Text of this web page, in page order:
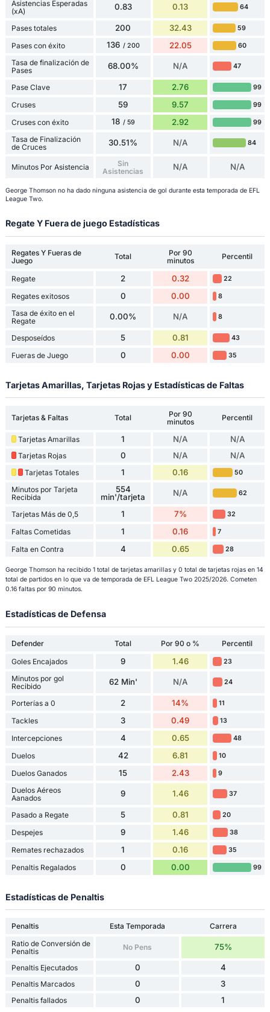
Asistencias Esperadas
(xA)
0.83 0.13 64
Pases totales 200 32.43 59
Pases con éxito 136 / 200 22.05 60
Tasa de finalización de
Pases
68.00% N/A 47
Pase Clave 17 2.76 99
Cruses 59 9.57 99
Cruses con éxito 18 / 59 2.92 99
Tasa de Finalización
de Cruces
30.51% N/A 84
Minutos Por Asistencia
Sin
Asistencias
N/A N/A
George Thomson no ha dado ninguna asistencia de gol durante esta temporada de EFL
League Two.
Regate Y Fuera de juego Estadísticas
Regates Y Fueras de
Juego
Total
Por 90
minutos
Percentil
Regate 2 0.32 22
Regates exitosos 0 0.00 8
Tasa de éxito en el
Regate
0.00% N/A 8
Desposeídos 5 0.81 43
Fueras de Juego 0 0.00 35
Tarjetas Amarillas, Tarjetas Rojas y Estadísticas de Faltas
Tarjetas & Faltas Total
Por 90
minutos
Percentil
Tarjetas Amarillas 1 N/A N/A
Tarjetas Rojas 0 N/A N/A
Tarjetas Totales 1 0.16 50
Minutos por Tarjeta
Recibida
554
min'/tarjeta
N/A 62
Tarjetas Más de 0,5 1 7% 32
Faltas Cometidas 1 0.16 7
Falta en Contra 4 0.65 28
George Thomson ha recibido 1 total de tarjetas amarillas y 0 total de tarjetas rojas en 14
total de partidos en lo que va de temporada de EFL League Two 2025/2026. Cometen
0.16 faltas por 90 minutos.
Estadísticas de Defensa
Defender Total Por 90 o %
Percentil
Goles Encajados
9 1.46 23
Minutos por gol
Recibido
62 Min' N/A 24
Porterías a 0 2 14% 11
Tackles 3 0.49 13
Intercepciones 4 0.65 48
Duelos 42 6.81 10
Duelos Ganados 15 2.43 9
Duelos Aéreos
Aanados
9 1.46 37
Pasado a Regate 5 0.81 20
Despejes 9 1.46 38
Remates rechazados 1 0.16 35
Penaltis Regalados 0 0.00 99
Estadísticas de Penaltis
Penaltis Esta Temporada
Carrera
Ratio de Conversión de
Penaltis
No Pens 75%
Penaltis Ejecutados 0 4
Penaltis Marcados 0 3
Penaltis fallados 0 1